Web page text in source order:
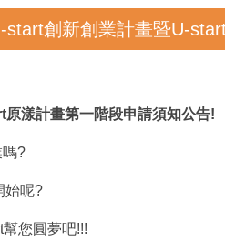
start創新創業計畫暨U-
漾計畫第一階段申請須知公告!
嗎?
始呢?
您圓夢吧!!!